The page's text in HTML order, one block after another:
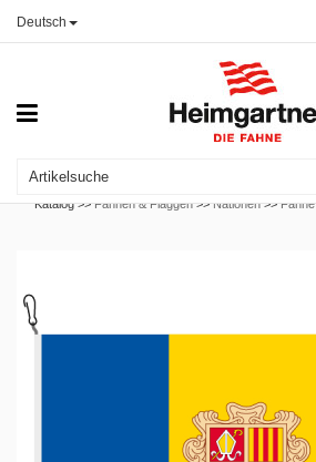
Deutsch
Katalog >>Fahnen & Flaggen >>Nationen >>Fahne